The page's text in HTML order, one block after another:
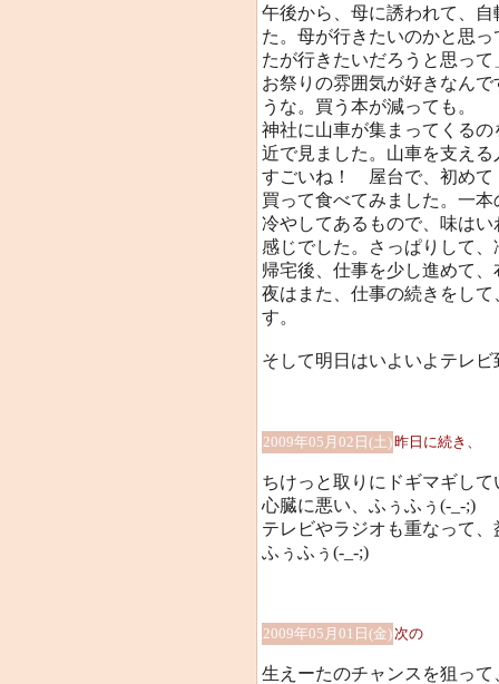
午後から、母に誘われて、
た。母が行きたいのかと思
たが行きたいだろうと思っ
お祭りの雰囲気が好きなん
うな。買う本が減っても。
神社に山車が集まってくる
近で見ました。山車を支え
すごいね！ 屋台で、初めて
買って食べてみました。一
冷やしてあるもので、味は
感じでした。さっぱりして
帰宅後、仕事を少し進めて
夜はまた、仕事の続きをし
す。
そして明日はいよいよテレビ
2009年05月02日(土)昨日に続き、
ちけっと取りにドギマギして
心臓に悪い、ふぅふぅ(-_-;)
テレビやラジオも重なって
ふぅふぅ(-_-;)
2009年05月01日(金)次の
生えーたのチャンスを狙っ